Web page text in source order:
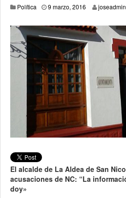
Política 9 marzo, 2016 9 marzo, 2016
joseadmin
El alcalde de La Aldea de San
acusaciones de NC: “La
doy»